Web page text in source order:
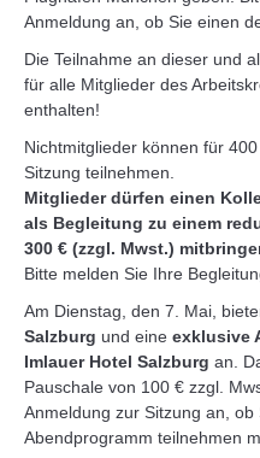
Anmeldung an, ob Sie einen
Die Teilnahme an dieser und
für alle Mitglieder des
enthalten!
Nichtmitglieder können für
Sitzung teilnehmen.
Mitglieder dürfen einen
als Begleitung zu einem
300 € (zzgl. Mwst.)
Bitte melden Sie Ihre
Am Dienstag, den 7. Mai,
Salzburg und eine exklusive
Imlauer Hotel Salzburg an.
Pauschale von 100 € zzgl.
Anmeldung zur Sitzung an, ob
Abendprogramm teilnehmen